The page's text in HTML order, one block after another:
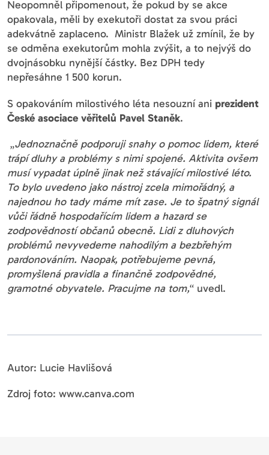
Neopomněl připomenout, že pokud by se akce
opakovala, měli by exekutoři dostat za svou práci
adekvátně zaplaceno. Ministr Blažek už zmínil, že by
se odměna exekutorům mohla zvýšit, a to nejvýš do
dvojnásobku nynější částky. Bez DPH tedy
nepřesáhne 1 500 korun.
S opakováním milostivého léta nesouzní ani prezident
České asociace věřitelů Pavel Staněk.
„Jednoznačně podporuji snahy o pomoc lidem, které
trápí dluhy a problémy s nimi spojené. Aktivita ovšem
musí vypadat úplně jinak než stávající milostivé léto.
To bylo uvedeno jako nástroj zcela mimořádný, a
najednou ho tady máme mít zase. Je to špatný signál
vůči řádně hospodařícím lidem a hazard se
zodpovědností občanů obecně. Lidi z dluhových
problémů nevyvedeme nahodilým a bezbřehým
pardonováním. Naopak, potřebujeme pevná,
promyšlená pravidla a finančně zodpovědné,
gramotné obyvatele. Pracujme na tom,“ uvedl.
Autor: Lucie Havlišová
Zdroj foto: www.canva.com